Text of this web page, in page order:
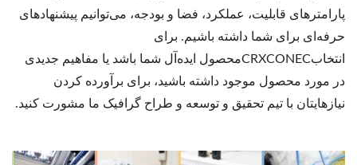
پارامترهای قابلیت، عملکرد، فضا و بودجه، می‌توانیم پیشنهادهای
حرفه‌ای برای شما داشته باشیم. برای
انتخابCRXCONECمحصول ایده‌آل شما باشد یا مفاهیم جدیدی
در مورد محصول موجود داشته باشید، برای برآورده کردن
نیازهایتان با تیم تحقیق و توسعه و طراح گرافیک ما مشورت کنید.